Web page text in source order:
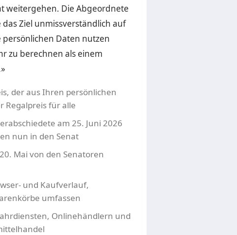
weitergehen. Die Abgeordnete
Ziel unmissverständlich auf
Daten nutzen
zu berechnen als einem
der aus Ihren persönlichen
Regalpreis für alle
am 25. Juni 2026
nun in den Senat
Mai von den Senatoren
und Kaufverlauf,
umfassen
Onlinehändlern und